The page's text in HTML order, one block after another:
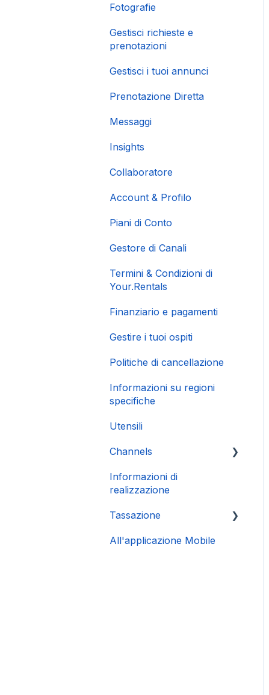
Fotografie
Gestisci richieste e
prenotazioni
Gestisci i tuoi annunci
Prenotazione Diretta
Messaggi
Insights
Collaboratore
Account & Profilo
Piani di Conto
Gestore di Canali
Termini & Condizioni di
Your.Rentals
Finanziario e pagamenti
Gestire i tuoi ospiti
Politiche di cancellazione
Informazioni su regioni
specifiche
Utensili
Channels
Connessione Account
Informazioni di
realizzazione
Tassazione
DAC 7
All'applicazione Mobile